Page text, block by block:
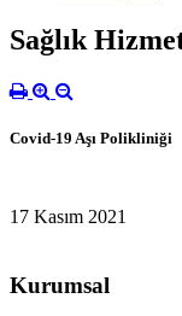
Sağlık
Covid-19 Aşı Polikliniği
17 Kasım 2021
Kurumsal